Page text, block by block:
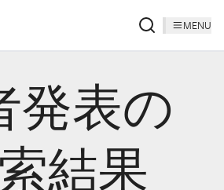
MENU
発表の
結果